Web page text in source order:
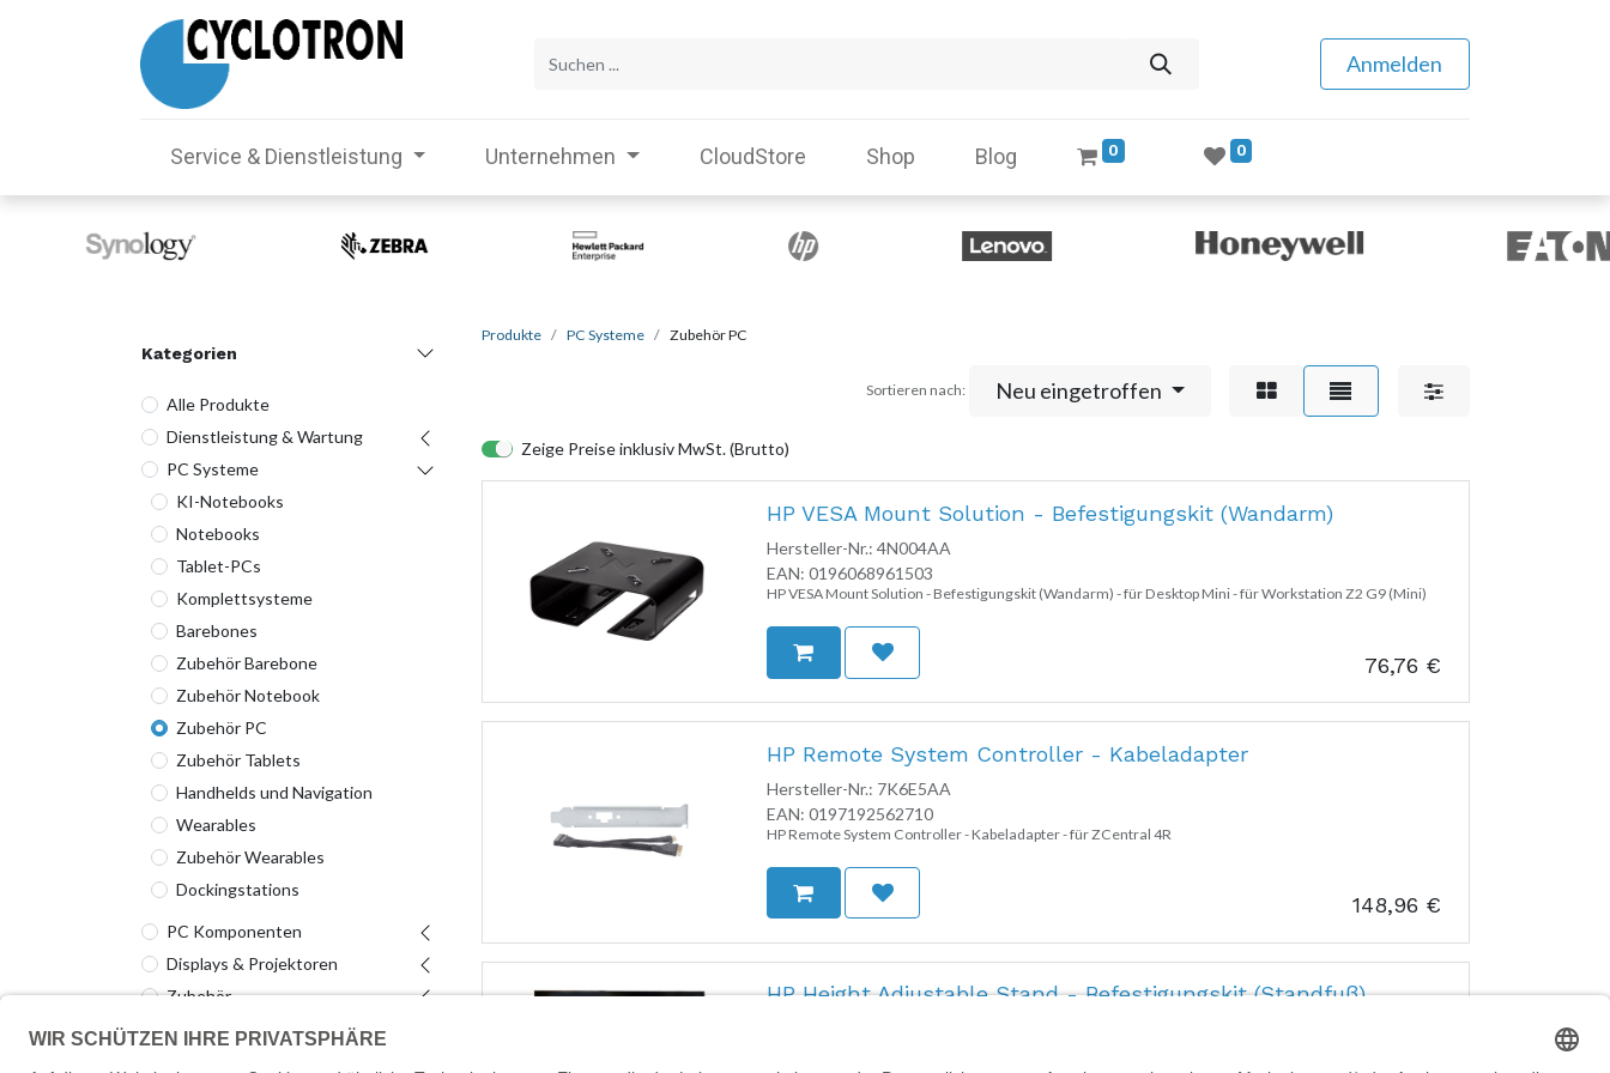
Anmelden
Service & Dienstleistung Unternehmen CloudStore Shop Blog 0 0
Kategorien
Alle Produkte
Dienstleistung & Wartung
PC Systeme
KI-Notebooks
Notebooks
Tablet-PCs
Komplettsysteme
Barebones
Zubehör Barebone
Zubehör Notebook
Zubehör PC
Zubehör Tablets
Handhelds und Navigation
Wearables
Zubehör Wearables
Dockingstations
PC Komponenten
Displays & Projektoren
Zubehör
Software
Produkte PC Systeme Zubehör PC
Sortieren nach: Neu eingetroffen
Zeige Preise inklusiv MwSt. (Brutto)
HP VESA Mount Solution - Befestigungskit (Wandarm)
Hersteller-Nr.: 4N004AA
EAN: 0196068961503
HP VESA Mount Solution - Befestigungskit (Wandarm) - für Desktop Mini - für Workstation Z2 G9 (Mini)
76,76 €
HP Remote System Controller - Kabeladapter
Hersteller-Nr.: 7K6E5AA
EAN: 0197192562710
HP Remote System Controller - Kabeladapter - für ZCentral 4R
148,96 €
HP Height Adjustable Stand - Befestigungskit (Standfuß)